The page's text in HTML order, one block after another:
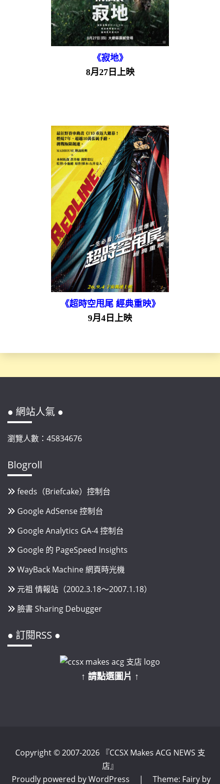
《寂地》
8月27日上映
《超時空甩尾 經典重映》
9月4日上映
● 網站人氣 ●
瀏覽人數：45834676
Blogroll
feeds（Briefcake）控制台
Google AdSense 控制台
Google Analytics GA-4 控制台
Google 的 PageSpeed Insights
WayBack Machine 網頁時光機
元祖 情報站（2002.3.18～2007.1.18）
臉書 Sharing Debugger
● 訂閱RSS ●
↑ 請點選圖片 ↑
Copyright © 2007-2026 『CCSX Makes ACG NEWS 支
店』
Proudly powered by WordPress
| Theme: Fairy by